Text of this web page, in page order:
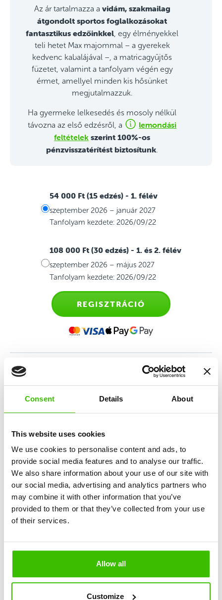
Consent Details About
This website uses cookies
We use cookies to personalise content and ads, to
provide social media features and to analyse our traffic.
We also share information about your use of our site with
our social media, advertising and analytics partners who
may combine it with other information that you’ve
provided to them or that they’ve collected from your use
of their services.
Allow all
Customize
Az ár tartalmazza a vidám, szakmailag
átgondolt sportos foglalkozásokat
fantasztikus edzőinkkel , egy élményekkel
teli hetet Max majommal – a gyerekek
kedvenc kabalájával –, a matricagyűjtős
füzetet, valamint a tanfolyam végén egy
érmet, amellyel minden kis hősünket
megjutalmazzuk.
Ha gyermeke lelkesedés és mosoly nélkül
távozna az első edzésről, a
lemondási
feltételek szerint 100%-os
pénzvisszatérítést biztosítunk.
54 000 Ft (15 edzés) - 1. félév
szeptember 2026 – január 2027
Tanfolyam kezdete: 2026/09/22
108 000 Ft (30 edzés) - 1. és 2. félév
szeptember 2026 – május 2027
Tanfolyam kezdete: 2026/09/22
REGISZTRÁCIÓ
Sporttanfolyam 4-6 éves
gyerekeknek
mozgásos játékok és a sportmotiváció keverékén
alapul.
12 kulcskészség fejlesztése
Nagy hangsúly a játékosságon és élményszerzésen
2 képzett edző
Játékterv motivációs matricákkal